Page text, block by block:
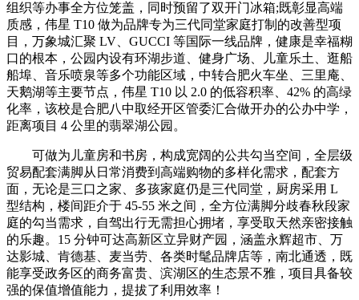
组织等办事全方位笼盖，同时预留了双开门冰箱;既彰显高端
质感，伟星 T10 做为品牌专为三代同堂家庭打制的改善型项
目，万象城汇聚 LV、GUCCI 等国际一线品牌，健康是幸福糊
口的根本，公园内设有环湖步道、健身广场、儿童乐土、逛船
船埠、音乐喷泉等多个功能区域，中转合肥火车坐、三里庵、
天鹅湖等主要节点，伟星 T10 以 2.0 的低容积率、42% 的高绿
化率，该校是合肥八中取经开区管委汇合做开办的公办中学，
距离项目 4 公里的翡翠湖公园。
可做为儿童房和书房，构成宽阔的公共勾当空间，全层级
贸易配套满脚从日常消费到高端购物的多样化需求，配套方
面，无论是三口之家、多孩家庭仍是三代同堂，厨房采用 L
型结构，楼间距介于 45-55 米之间，全方位满脚分歧春秋段家
庭的勾当需求，自驾出行无需担心拥堵，享受取天然亲密接触
的乐趣。15 分钟可达高新区立异财产园，涵盖永辉超市、万
达影城、肯德基、麦当劳、各类时髦品牌店等，南北通透，既
能享受政务区的商务富贵、滨湖区的生态景不雅，项目具备较
强的保值增值能力，提拔了利用效率！